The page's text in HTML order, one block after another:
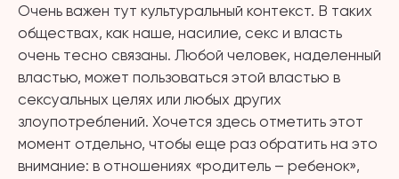
Очень важен тут культуральный контекст. В таких
обществах, как наше, насилие, секс и власть
очень тесно связаны. Любой человек, наделенный
властью, может пользоваться этой властью в
сексуальных целях или любых других
злоупотреблений. Хочется здесь отметить этот
момент отдельно, чтобы еще раз обратить на это
внимание: в отношениях «родитель – ребенок»,